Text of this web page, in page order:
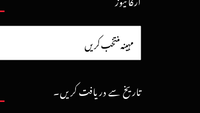
تاریخ سے دریافت کریں۔